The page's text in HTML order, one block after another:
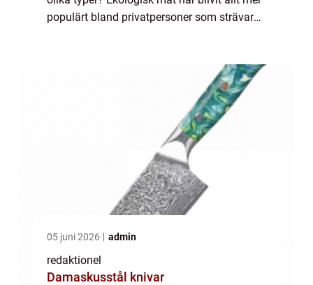
populärt bland privatpersoner som strävar
05 juni 2026 admin
redaktionel
Damaskusstål knivar